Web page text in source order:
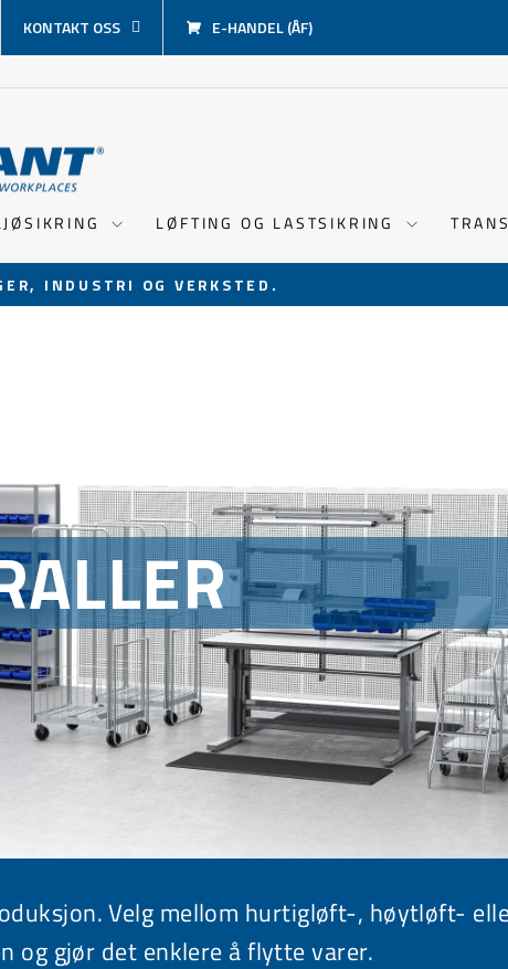
KONTAKT OSS E-HANDEL (ÅF)
LØFTING OG LASTSIKRING
INDUSTRI OG VERKSTED.
Velg mellom hurtigløft-, høytløft-
og gjør det enklere å flytte varer.